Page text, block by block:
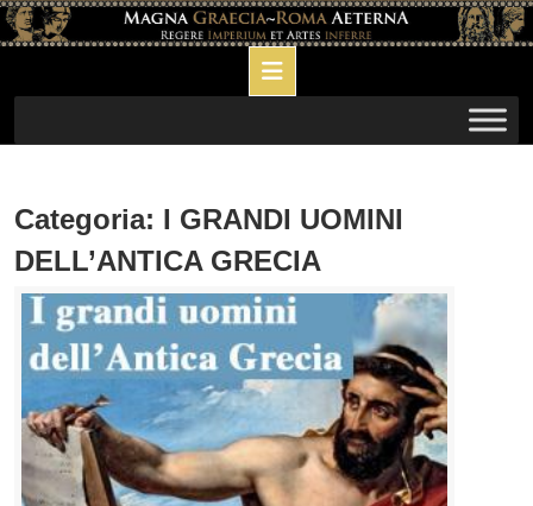
Skip
to
Categoria: I GRANDI UOMINI
DELL’ANTICA GRECIA